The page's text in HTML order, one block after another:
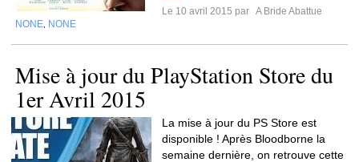
Le 10 avril 2015 par A Bride Abattue
NONE NONE
Mise à jour du PlayStation Store du
1er Avril 2015
La mise à jour du PS Store est
disponible ! Après Bloodborne la
semaine dernière, on retrouve cette